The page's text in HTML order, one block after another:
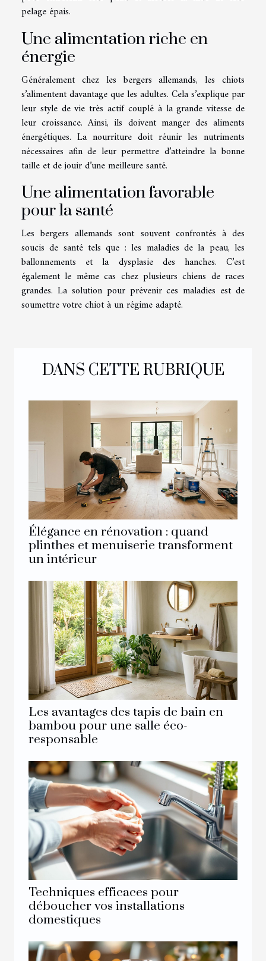
pelage épais.
Une alimentation riche en
énergie
Généralement chez les bergers allemands, les chiots
s’alimentent davantage que les adultes. Cela s’explique par
leur style de vie très actif couplé à la grande vitesse de
leur croissance. Ainsi, ils doivent manger des aliments
énergétiques. La nourriture doit réunir les nutriments
nécessaires afin de leur permettre d’atteindre la bonne
taille et de jouir d’une meilleure santé.
Une alimentation favorable
pour la santé
Les bergers allemands sont souvent confrontés à des
soucis de santé tels que : les maladies de la peau, les
ballonnements et la dysplasie des hanches. C’est
également le même cas chez plusieurs chiens de races
grandes. La solution pour prévenir ces maladies est de
soumettre votre chiot à un régime adapté.
DANS CETTE RUBRIQUE
Élégance en rénovation : quand
plinthes et menuiserie transforment
un intérieur
Les avantages des tapis de bain en
bambou pour une salle éco-
responsable
Techniques efficaces pour
déboucher vos installations
domestiques